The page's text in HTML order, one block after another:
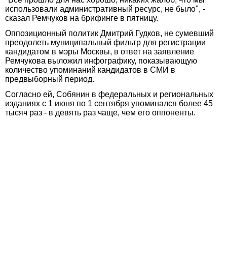
использовали административный ресурс, не было", -
сказал Ремчуков на брифинге в пятницу.
Оппозиционный политик Дмитрий Гудков, не сумевший
преодолеть муниципальный фильтр для регистрации
кандидатом в мэры Москвы, в ответ на заявление
Ремчукова выложил инфографику, показывающую
количество упоминаний кандидатов в СМИ в
предвыборный период.
Согласно ей, Собянин в федеральных и региональных
изданиях с 1 июня по 1 сентября упоминался более 45
тысяч раз - в девять раз чаще, чем его оппоненты.